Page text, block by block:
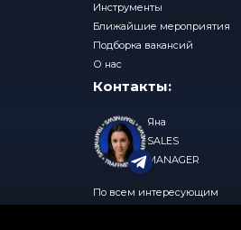
Инструменты
Ближайшие мероприятия
Подборка вакансий
О нас
Контакты:
Яна
SALES
MANAGER
По всем интересующим